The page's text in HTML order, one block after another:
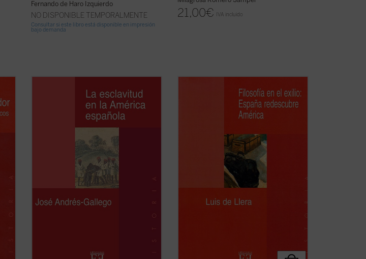
Fernando de Haro Izquierdo
NO DISPONIBLE TEMPORALMENTE
Consultar si este libro está disponible en impresión
bajo demanda
21,00€ IVA incluido
a
Presentamos al lector uno de los
primeros libros, si no el primero, en que
se intenta aunar todo lo relativo a los
esclavos en la monarquía hispánica en
toda su amplitud: desde los argumentos
teóricos que se esgrimieron para
(ver ficha)
El presente volumen recoge ensayos
sobre el exilio filosófico español en
América publicados en los últimos años
en revistas españolas e italianas, que
interpretaciones abiertas para
investigaciones más ...(ver ficha)